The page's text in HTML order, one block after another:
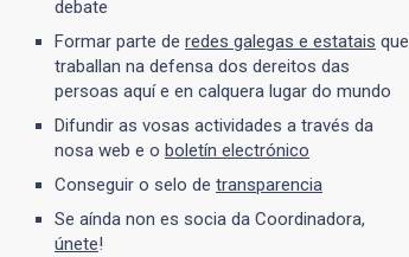
debate
Formar parte de redes galegas e estatais que
traballan na defensa dos dereitos das
persoas aquí e en calquera lugar do mundo
Difundir as vosas actividades a través da
nosa web e o boletín electrónico
Conseguir o selo de transparencia
Se aínda non es socia da Coordinadora,
únete!